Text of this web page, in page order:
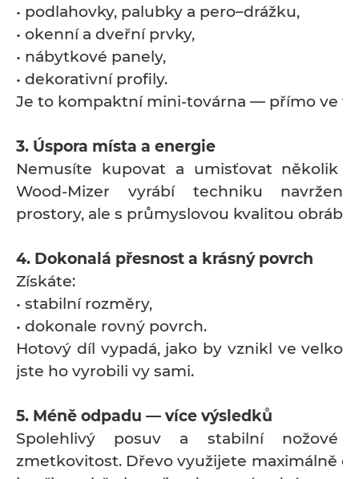
• podlahovky, palubky a pero–drážku,
• okenní a dveřní prvky,
• nábytkové panely,
• dekorativní profily.
Je to kompaktní mini-továrna — přímo ve
3. Úspora místa a energie
Nemusíte kupovat a umisťovat několik
Wood-Mizer vyrábí techniku
prostory, ale s průmyslovou kvalitou
4. Dokonalá přesnost a krásný povrch
Získáte:
• stabilní rozměry,
• dokonale rovný povrch.
Hotový díl vypadá, jako by vznikl ve
jste ho vyrobili vy sami.
5. Méně odpadu — více výsledků
Spolehlivý posuv a stabilní nožové
zmetkovitost. Dřevo využijete maximálně